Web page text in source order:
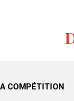
COMPÉTITION